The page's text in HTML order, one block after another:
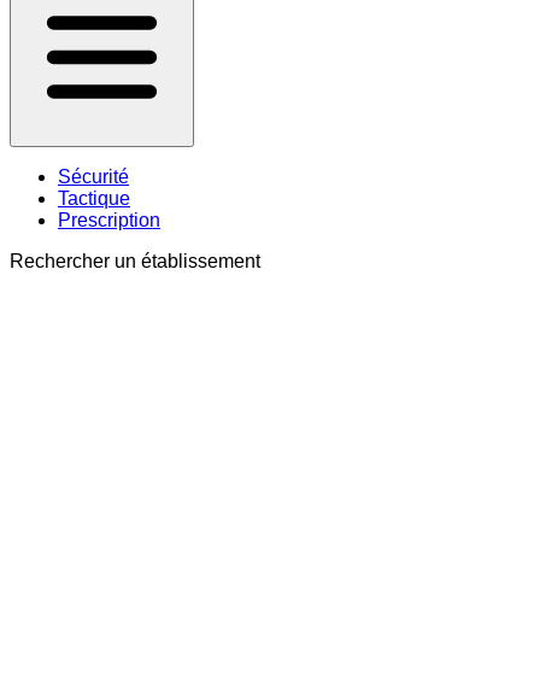
Sécurité
Tactique
Prescription
Rechercher un établissement